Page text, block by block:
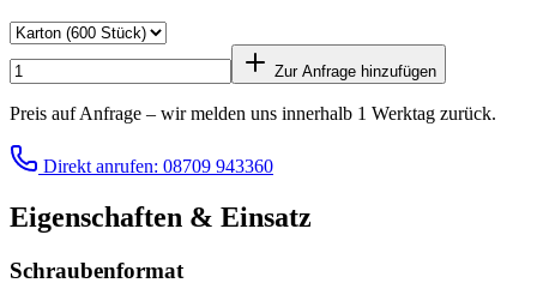
Zur Anfrage hinzufügen
Preis auf Anfrage – wir melden uns innerhalb 1 Werktag zurück.
Direkt anrufen: 08709 943360
Eigenschaften & Einsatz
Schraubenformat